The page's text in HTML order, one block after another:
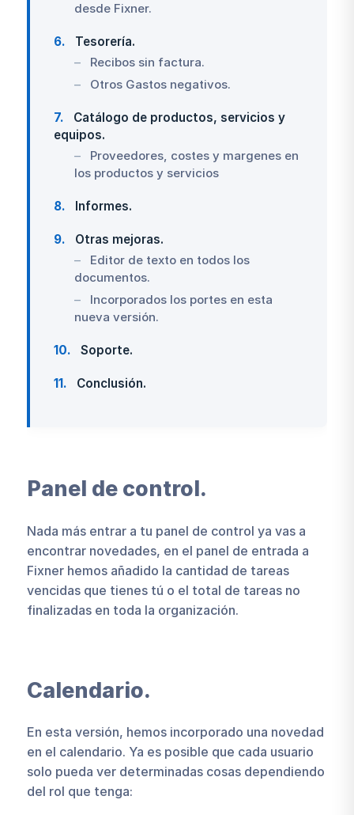
desde Fixner.
6
Tesorería.
Recibos sin factura.
Otros Gastos negativos.
7
Catálogo de productos, servicios y
equipos.
Proveedores, costes y margenes en
los productos y servicios
8 Informes.
9
Otras mejoras.
Editor de texto en todos los
documentos.
Incorporados los portes en esta
nueva versión.
10 Soporte.
11 Conclusión.
Panel de control.
Nada más entrar a tu panel de control ya vas a
encontrar novedades, en el panel de entrada a
Fixner hemos añadido la cantidad de tareas
vencidas que tienes tú o el total de tareas no
finalizadas en toda la organización.
Calendario.
En esta versión, hemos incorporado una novedad
en el calendario. Ya es posible que cada usuario
solo pueda ver determinadas cosas dependiendo
del rol que tenga: